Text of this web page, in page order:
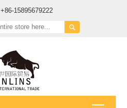
+86-15895679222
